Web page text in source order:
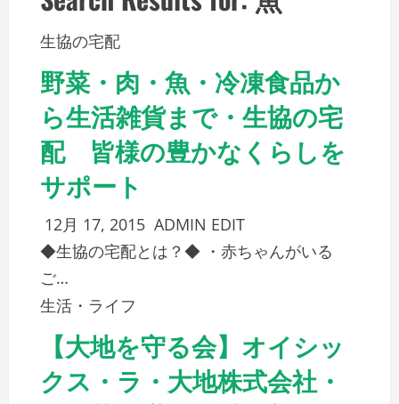
生協の宅配
野菜・肉・魚・冷凍食品か
ら生活雑貨まで・生協の宅
配 皆様の豊かなくらしを
サポート
12月 17, 2015 ADMIN EDIT
◆生協の宅配とは？◆ ・赤ちゃんがいる
ご…
生活・ライフ
【大地を守る会】オイシッ
クス・ラ・大地株式会社・